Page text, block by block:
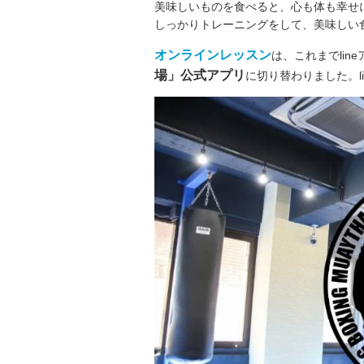
美味しいものを食べると、心も体も幸せ
しっかりトレーニングをして、美味し
オンラインレッスンは、これまでline
場」公式アプリ に切り替わりました